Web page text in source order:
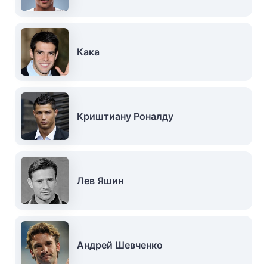
Кака
Криштиану Роналду
Лев Яшин
Андрей Шевченко